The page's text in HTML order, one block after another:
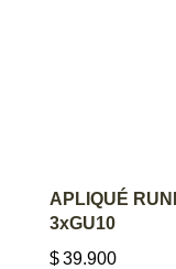
APLIQUÉ
3xGU10
$39.900